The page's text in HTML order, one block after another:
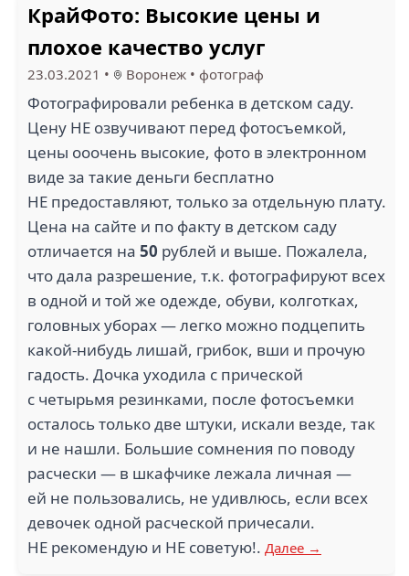
КрайФото: Высокие цены и
плохое качество услуг
23.03.2021 • Воронеж • фотограф
Фотографировали ребенка в детском саду.
Цену НЕ озвучивают перед фотосъемкой,
цены ооочень высокие, фото в электронном
виде за такие деньги бесплатно
НЕ предоставляют, только за отдельную плату.
Цена на сайте и по факту в детском саду
отличается на 50 рублей и выше. Пожалела,
что дала разрешение, т.к. фотографируют всех
в одной и той же одежде, обуви, колготках,
головных уборах — легко можно подцепить
какой-нибудь лишай, грибок, вши и прочую
гадость. Дочка уходила с прической
с четырьмя резинками, после фотосъемки
осталось только две штуки, искали везде, так
и не нашли. Большие сомнения по поводу
расчески — в шкафчике лежала личная —
ей не пользовались, не удивлюсь, если всех
девочек одной расческой причесали.
НЕ рекомендую и НЕ советую!. Далее →